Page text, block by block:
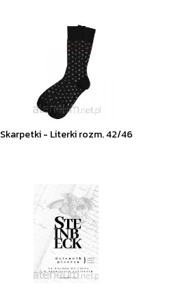
Skarpetki - Literki rozm. 42/46